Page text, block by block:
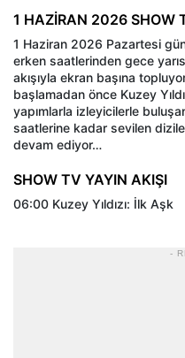
1 HAZİRAN 2026 SHOW
1 Haziran 2026 Pazartesi
erken saatlerinden gece
akışıyla ekran başına
başlamadan önce Kuzey
yapımlarla izleyicilerle
saatlerine kadar sevilen
devam ediyor…
SHOW TV YAYIN AKIŞI
06:00 Kuzey Yıldızı: İlk Aşk
-